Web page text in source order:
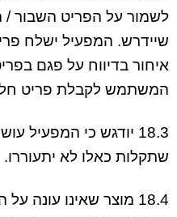
לשמור על הפריט השבור /
שיידרש. המפעיל ישלח
איחור בדיווח על פגם
המשתמש לקבלת פריט
18.3 יודגש כי המפעיל
שתקלות כאלו לא יתעוררו.